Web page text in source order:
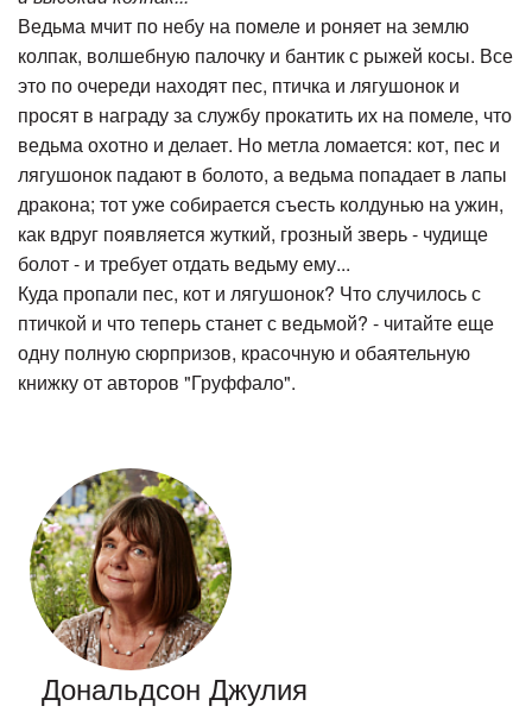
Ведьма мчит по небу на помеле и роняет на землю
колпак, волшебную палочку и бантик с рыжей косы. Все
это по очереди находят пес, птичка и лягушонок и
просят в награду за службу прокатить их на помеле, что
ведьма охотно и делает. Но метла ломается: кот, пес и
лягушонок падают в болото, а ведьма попадает в лапы
дракона; тот уже собирается съесть колдунью на ужин,
как вдруг появляется жуткий, грозный зверь - чудище
болот - и требует отдать ведьму ему...
Куда пропали пес, кот и лягушонок? Что случилось с
птичкой и что теперь станет с ведьмой? - читайте еще
одну полную сюрпризов, красочную и обаятельную
книжку от авторов "Груффало".
Дональдсон Джулия